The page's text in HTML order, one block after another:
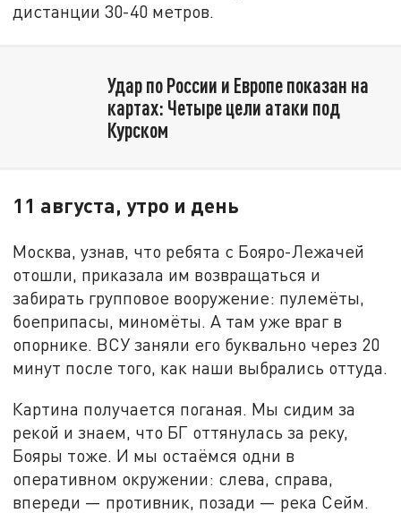
дистанции 30-40 метров.
Удар по России и Европе показан на
картах: Четыре цели атаки под
Курском
11 августа, утро и день
Москва, узнав, что ребята с Бояро-Лежачей
отошли, приказала им возвращаться и
забирать групповое вооружение: пулемёты,
боеприпасы, миномёты. А там уже враг в
опорнике. ВСУ заняли его буквально через 20
минут после того, как наши выбрались оттуда.
Картина получается поганая. Мы сидим за
рекой и знаем, что БГ оттянулась за реку,
Бояры тоже. И мы остаёмся одни в
оперативном окружении: слева, справа,
впереди — противник, позади — река Сейм.